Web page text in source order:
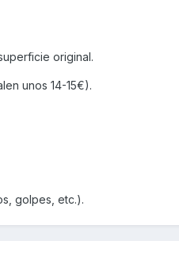
original.
unos 14-15€).
golpes, etc.).